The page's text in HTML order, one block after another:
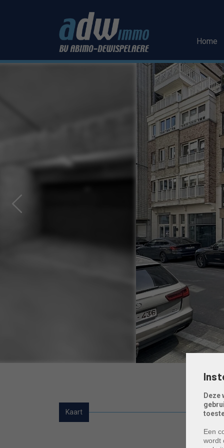
Home
Previous
Kaart
Deze
Een
wordt